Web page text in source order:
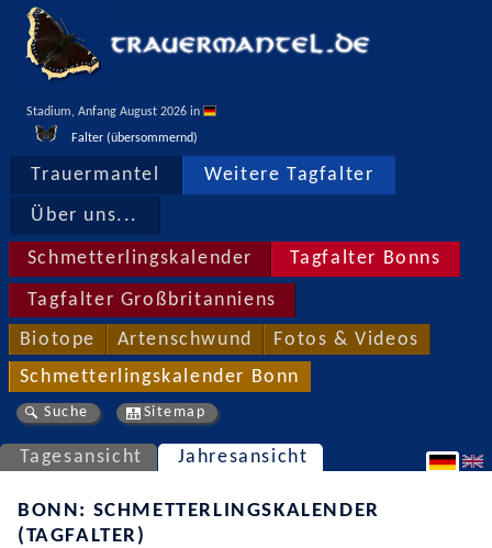
Stadium, Anfang August 2026 in
Falter (übersommernd)
Trauermantel Weitere Tagfalter
Über uns...
Schmetterlingskalender Tagfalter Bonns
Tagfalter Großbritanniens
Biotope Artenschwund Fotos & Videos
Schmetterlingskalender Bonn
Suche Sitemap
Tagesansicht Jahresansicht
BONN: SCHMETTERLINGSKALENDER
(TAGFALTER)